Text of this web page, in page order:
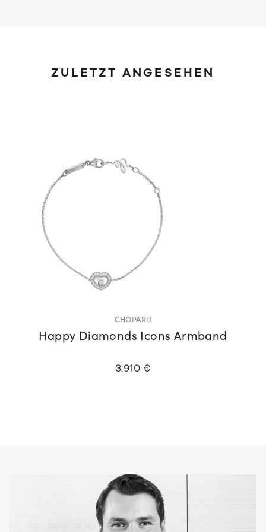
ZULETZT ANGESEHEN
CHOPARD
Happy Diamonds Icons Armband
3.910 €